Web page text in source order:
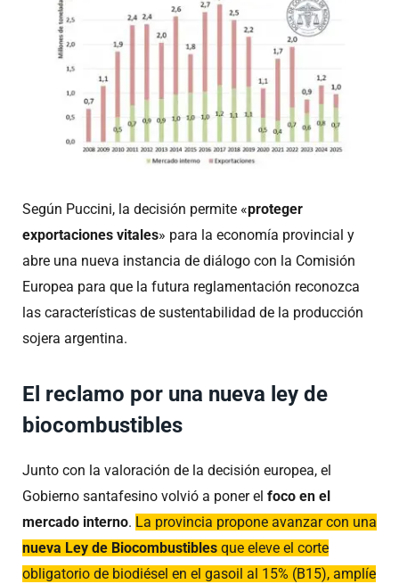
Según Puccini, la decisión permite «proteger
exportaciones vitales» para la economía provincial y
abre una nueva instancia de diálogo con la Comisión
Europea para que la futura reglamentación reconozca
las características de sustentabilidad de la producción
sojera argentina.
El reclamo por una nueva ley de
biocombustibles
Junto con la valoración de la decisión europea, el
Gobierno santafesino volvió a poner el foco en el
mercado interno. La provincia propone avanzar con una
nueva Ley de Biocombustibles que eleve el corte
obligatorio de biodiésel en el gasoil al 15% (B15), amplíe